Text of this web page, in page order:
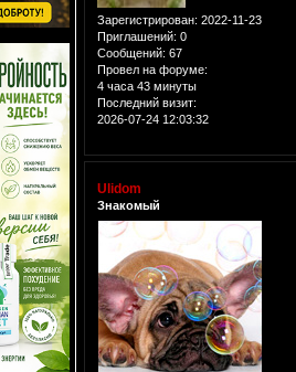
Зарегистрирован: 2022-11-23
Приглашений: 0
Сообщений: 67
Провел на форуме:
4 часа 43 минуты
Последний визит:
2026-07-24 12:03:32
Ulidom
Знакомый